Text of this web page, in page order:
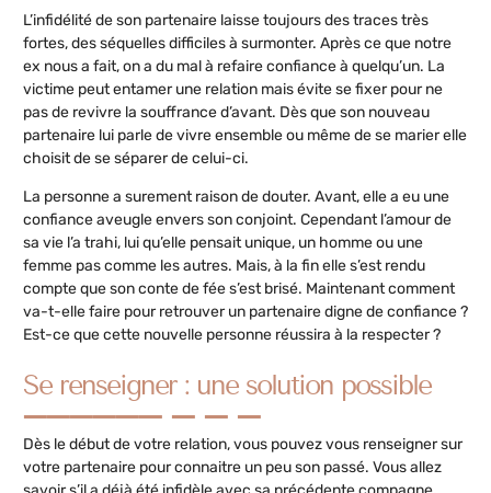
L’infidélité de son partenaire laisse toujours des traces très
fortes, des séquelles difficiles à surmonter. Après ce que notre
ex nous a fait, on a du mal à refaire confiance à quelqu’un. La
victime peut entamer une relation mais évite se fixer pour ne
pas de revivre la souffrance d’avant. Dès que son nouveau
partenaire lui parle de vivre ensemble ou même de se marier elle
choisit de se séparer de celui-ci.
La personne a surement raison de douter. Avant, elle a eu une
confiance aveugle envers son conjoint. Cependant l’amour de
sa vie l’a trahi, lui qu’elle pensait unique, un homme ou une
femme pas comme les autres. Mais, à la fin elle s’est rendu
compte que son conte de fée s’est brisé. Maintenant comment
va-t-elle faire pour retrouver un partenaire digne de confiance ?
Est-ce que cette nouvelle personne réussira à la respecter ?
Se renseigner : une solution possible
Dès le début de votre relation, vous pouvez vous renseigner sur
votre partenaire pour connaitre un peu son passé. Vous allez